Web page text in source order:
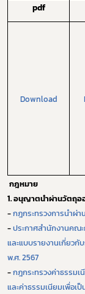
pdf
Download
กฎหมาย
1. อนุญาตนำผ่านวัตถุอ
-กฎกระทรวงการนำผ่
-ประกาศสำนักงานคณ
และแบบรายงานเกี่ยว
พ.ศ.2567
-กฎกระทรวงค่าธรรม
และค่าธรรมเนียมเพื่อเ